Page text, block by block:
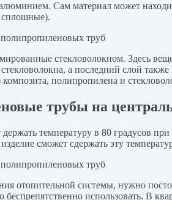
Сам материал может
стекловолокном. Здесь
а последний слой
полипропилена и
трубы на
температуру в 80 градусов
сможет сдержать эту
отопительной системы, нужно
использовать. В